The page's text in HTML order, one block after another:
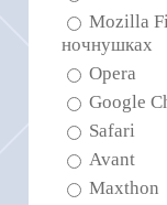
Mozilla
ночнушках
Opera
Google
Safari
Avant
Maxthon